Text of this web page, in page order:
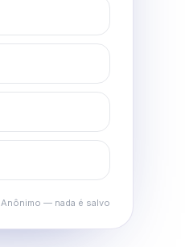
Anônimo — nada é salvo